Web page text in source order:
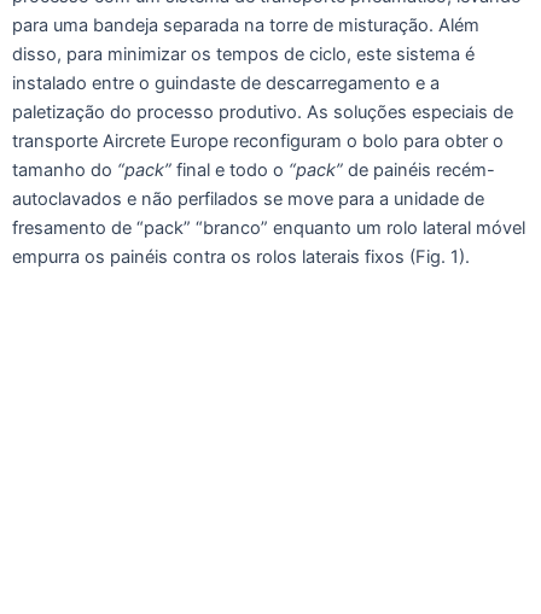
para uma bandeja separada na torre de misturação. Além
disso, para minimizar os tempos de ciclo, este sistema é
instalado entre o guindaste de descarregamento e a
paletização do processo produtivo. As soluções especiais de
transporte Aircrete Europe reconfiguram o bolo para obter o
tamanho do “pack” final e todo o “pack” de painéis recém-
autoclavados e não perfilados se move para a unidade de
fresamento de “pack” “branco” enquanto um rolo lateral móvel
empurra os painéis contra os rolos laterais fixos (Fig. 1).